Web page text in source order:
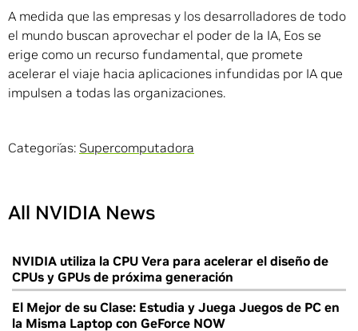
A medida que las empresas y los desarrolladores de todo
el mundo buscan aprovechar el poder de la IA, Eos se
erige como un recurso fundamental, que promete
acelerar el viaje hacia aplicaciones infundidas por IA que
impulsen a todas las organizaciones.
Categorías: Supercomputadora
All NVIDIA News
NVIDIA utiliza la CPU Vera para acelerar el diseño de
CPUs y GPUs de próxima generación
El Mejor de su Clase: Estudia y Juega Juegos de PC en
la Misma Laptop con GeForce NOW